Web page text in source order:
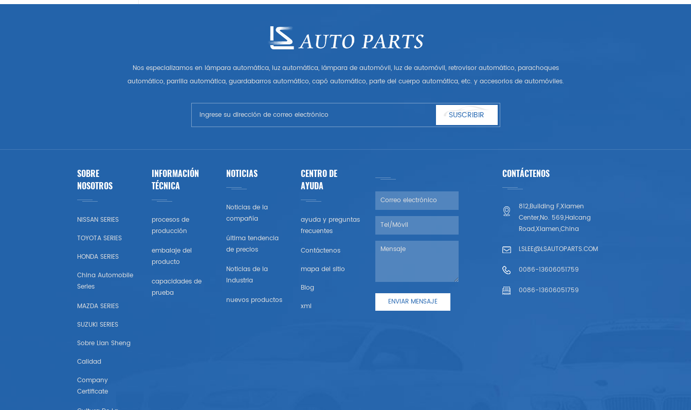
Nissan (estados Unidos)
Mitsubishi (estados Unidos)
Chrysler Estados Unidos
Nos especializamos en lámpara automática, luz automática, lámpara de automóvil, luz de automóvil, retrovisor automático, parachoques
automático, parrilla automática, guardabarros automático, capó automático, parte del cuerpo automática, etc. y accesorios de automóviles.
SUSCRIBIR
SOBRE
NOSOTROS
NISSAN SERIES
TOYOTA SERIES
HONDA SERIES
China Automobile
Series
MAZDA SERIES
SUZUKI SERIES
Sobre Lian Sheng
Calidad
Company
Certificate
INFORMACIÓN
TÉCNICA
procesos de
producción
embalaje del
producto
capacidades de
prueba
NOTICIAS
Noticias de la
compañía
última tendencia
de precios
Noticias de la
Industria
nuevos productos
CENTRO DE
AYUDA
ayuda y preguntas
frecuentes
Contáctenos
mapa del sitio
Blog
xml
CONTÁCTENOS
812,Building F,Xiamen
Center,No. 569,Haicang
Road,Xiamen,China
LSLEE@LSAUTOPARTS.COM
0086-13606051759
0086-13606051759